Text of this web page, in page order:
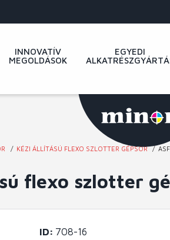
INNOVATÍV
MEGOLDÁSOK
EGYEDI
KÉZI ÁLLÍTÁSÚ FLEXO SZLOTTER GÉPSOR
flexo szlotter
ID 708-16